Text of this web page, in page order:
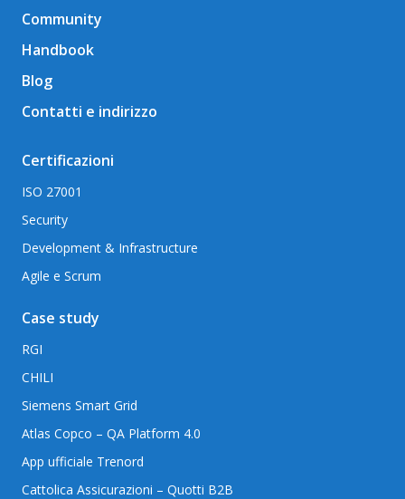
Community
Handbook
Blog
Contatti e indirizzo
Certificazioni
ISO 27001
Security
Development & Infrastructure
Agile e Scrum
Case study
RGI
CHILI
Siemens Smart Grid
Atlas Copco – QA Platform 4.0
App ufficiale Trenord
Cattolica Assicurazioni – Quotti B2B